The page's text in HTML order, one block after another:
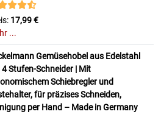
17,99 €
...
Gemüsehobel aus Edelstahl
4 Stufen-Schneider | Mit
Schiebregler und
für präzises Schneiden,
per Hand – Made in Germany